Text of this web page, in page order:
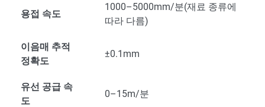
용접 속도
1000–5000mm/분(재료 종류에
따라 다름)
이음매 추적
정확도
±0.1mm
유선 공급 속
도
0–15m/분